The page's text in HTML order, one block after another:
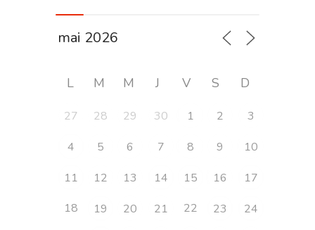
L M M J V S D
27 28 29 30 1 2
3
4
5 6 7 8 9
10
11
12 13 14 15 16
17
18
19 20 21 22 23
24